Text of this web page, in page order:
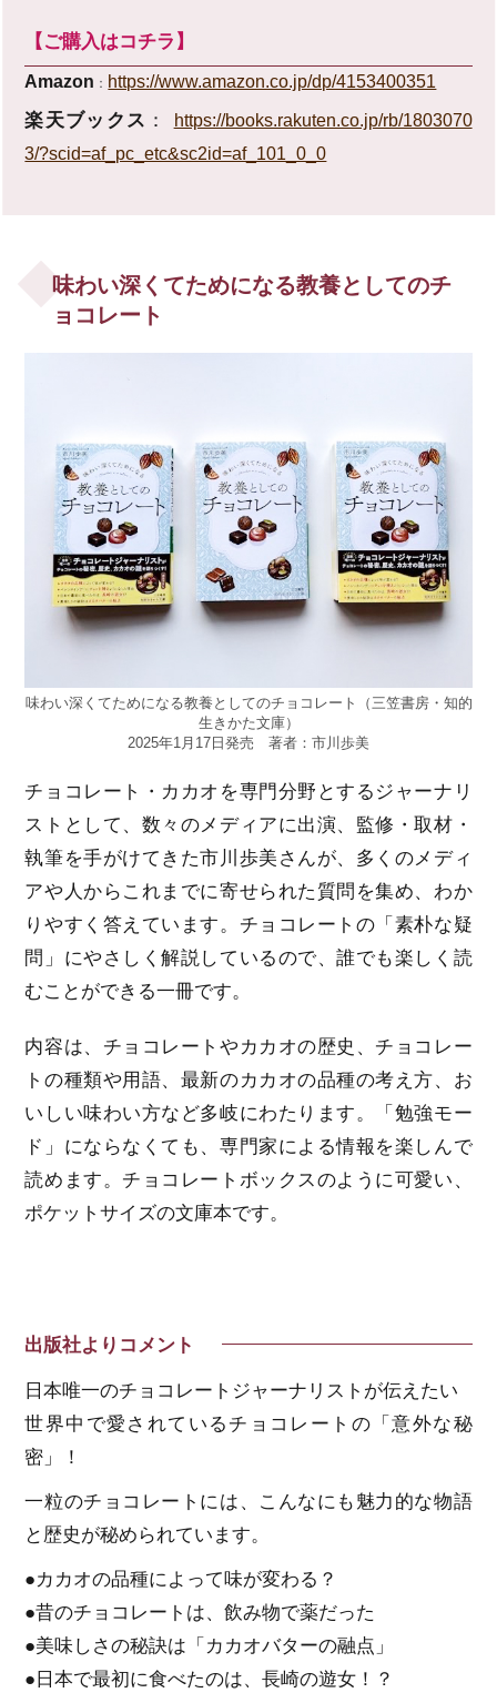
【ご購入はコチラ】
Amazon ： https://www.amazon.co.jp/dp/4153400351
楽天ブックス ：
https://books.rakuten.co.jp/rb/1803070
3/?scid=af_pc_etc&sc2id=af_101_0_0
味わい深くてためになる教養としてのチ
ョコレート
味わい深くてためになる教養としてのチョコレート（三笠書房・知的
生きかた文庫）
2025年1月17日発売 著者：市川歩美
チョコレート・カカオを専門分野とするジャーナリ
ストとして、数々のメディアに出演、監修・取材・
執筆を手がけてきた市川歩美さんが、多くのメディ
アや人からこれまでに寄せられた質問を集め、わか
りやすく答えています。チョコレートの「素朴な疑
問」にやさしく解説しているので、誰でも楽しく読
むことができる一冊です。
内容は、チョコレートやカカオの歴史、チョコレー
トの種類や用語、最新のカカオの品種の考え方、お
いしい味わい方など多岐にわたります。「勉強モー
ド」にならなくても、専門家による情報を楽しんで
読めます。チョコレートボックスのように可愛い、
ポケットサイズの文庫本です。
出版社よりコメント
日本唯一のチョコレートジャーナリストが伝えたい
世界中で愛されているチョコレートの「意外な秘
密」！
一粒のチョコレートには、こんなにも魅力的な物語
と歴史が秘められています。
●カカオの品種によって味が変わる？
●昔のチョコレートは、飲み物で薬だった
●美味しさの秘訣は「カカオバターの融点」
●日本で最初に食べたのは、長崎の遊女！？